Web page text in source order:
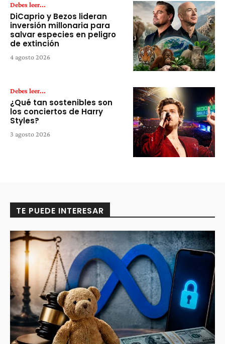
Debes leer...
DiCaprio y Bezos lideran
inversión millonaria para
salvar especies en peligro
de extinción
4 agosto 2026
Debes leer...
¿Qué tan sostenibles son
los conciertos de Harry
Styles?
3 agosto 2026
TE PUEDE INTERESAR